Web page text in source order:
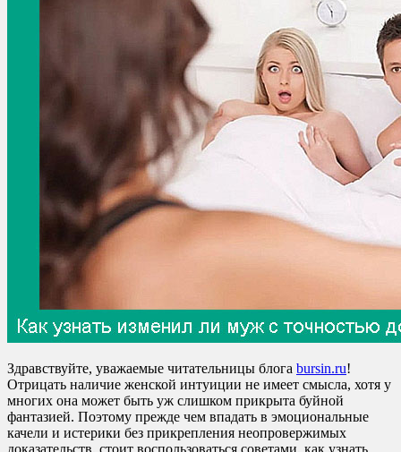
Здравствуйте, уважаемые читательницы блога bursin.ru!
Отрицать наличие женской интуиции не имеет смысла, хотя у
многих она может быть уж слишком прикрыта буйной
фантазией. Поэтому прежде чем впадать в эмоциональные
качели и истерики без прикрепления неопровержимых
доказательств, стоит воспользоваться советами, как узнать